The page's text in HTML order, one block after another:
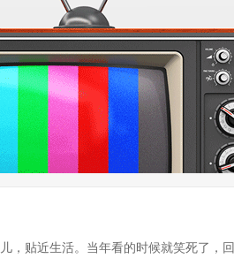
，贴近生活。当年看的时候就笑死了，回